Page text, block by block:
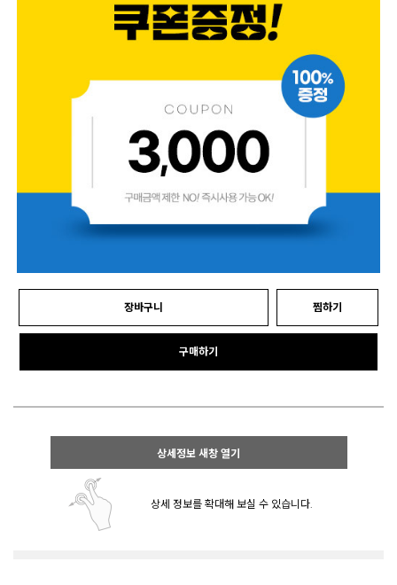
장바구니 찜하기
구매하기
상세정보 새창 열기
상세 정보를 확대해 보실 수 있습니다.